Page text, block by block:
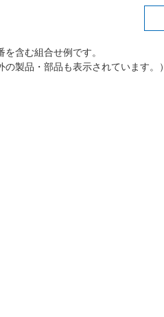
含む組合せ例です。
の製品・部品も表示されています。）